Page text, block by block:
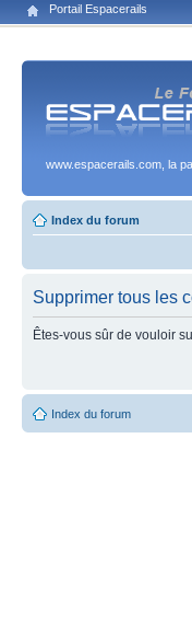
Portail Espacerails
www.espacerails.com, la
Index du forum
Supprimer tous les
Êtes-vous sûr de vouloir
Index du forum